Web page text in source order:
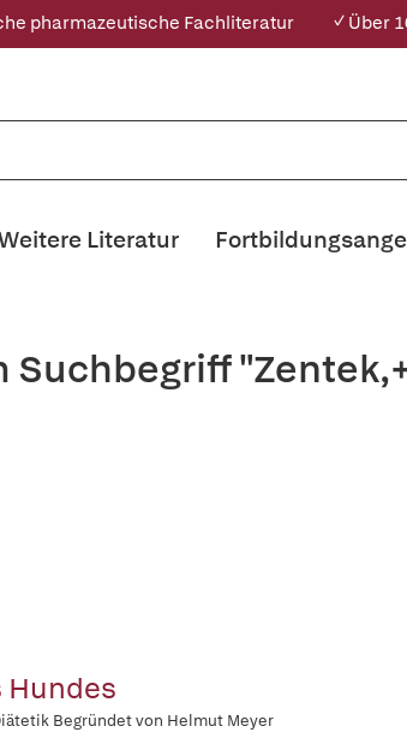
pharmazeutische Fachliteratur ✓ Über
Literatur
Suchbegriff
Hundes
Begründet von Helmut Meyer